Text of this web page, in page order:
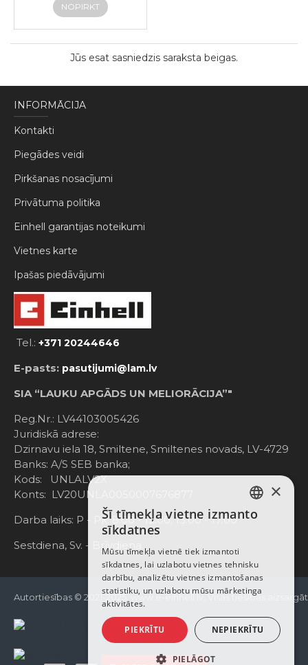
NOPIRKT
Jūs esat sasniedzis saraksta beigas.
INFORMĀCIJA
Kontakti
Piegādes veidi
Pirkšanas nosacījumi
Privātuma politika
Einhell garantijas noteikumi
Vietnes karte
Ipašas piedāvājumi
Tel.: +371 20244646
E-pasts: pasutijumi@lam.lv
SIA “LAUKU APGĀDS UN MELIORĀCIJA”"
Reg.Nr.: LV44103005426
Juridiskā adrese:
Dzirnavu iela 18, Smiltene, Smiltenes novads, LV-4729
Banks: A/S SEB banka;
Kods: UNLALV2X
Konts: LV20UNLA0050007676877
Darba laiks: P - Pk. 8:00 - 12:00; 13:00 - 17:00
Sestdiena, Sv. - Brīvdiena
Autortiesības © 2021-2025, www.e-einhell.lv, Visas tiesības
LATVIAN
ENGLISH
×
Šī tīmekļa vietne izmanto
sīkdatnes
Mūsu tīmekļa vietnē tiek izmantoti
sīkdatnes, lai uzlabotu vietnes tehnisku
darbību, analizētu vietnes izmantošanas
statistiku, un uzlabotu mūsu mārketinga
aktivitātes.
PIEKRĪTU NEPIEKRĪTU
PIELĀGOT